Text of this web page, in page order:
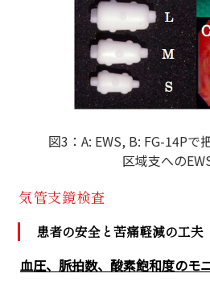
図3：A: EWS, B: FG-14Pで
区域支への
気管支鏡検査
患者の安全と苦痛軽減の工夫
血圧、脈拍数、酸素飽和度のモ